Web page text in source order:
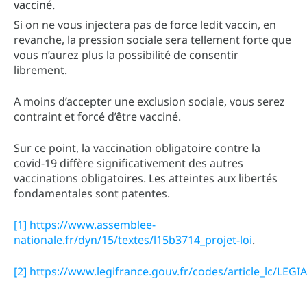
vacciné.
Si on ne vous injectera pas de force ledit vaccin, en
revanche, la pression sociale sera tellement forte que
vous n’aurez plus la possibilité de consentir
librement.
A moins d’accepter une exclusion sociale, vous serez
contraint et forcé d’être vacciné.
Sur ce point, la vaccination obligatoire contre la
covid-19 diffère significativement des autres
vaccinations obligatoires. Les atteintes aux libertés
fondamentales sont patentes.
[1] https://www.assemblee-
nationale.fr/dyn/15/textes/l15b3714_projet-loi.
[2] https://www.legifrance.gouv.fr/codes/article_lc/